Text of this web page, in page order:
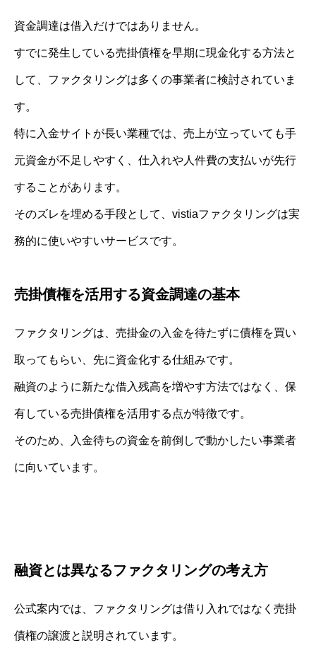
資金調達は借入だけではありません。
すでに発生している売掛債権を早期に現金化する方法と
して、ファクタリングは多くの事業者に検討されていま
す。
特に入金サイトが長い業種では、売上が立っていても手
元資金が不足しやすく、仕入れや人件費の支払いが先行
することがあります。
そのズレを埋める手段として、vistiaファクタリングは実
務的に使いやすいサービスです。
売掛債権を活用する資金調達の基本
ファクタリングは、売掛金の入金を待たずに債権を買い
取ってもらい、先に資金化する仕組みです。
融資のように新たな借入残高を増やす方法ではなく、保
有している売掛債権を活用する点が特徴です。
そのため、入金待ちの資金を前倒しで動かしたい事業者
に向いています。
融資とは異なるファクタリングの考え方
公式案内では、ファクタリングは借り入れではなく売掛
債権の譲渡と説明されています。